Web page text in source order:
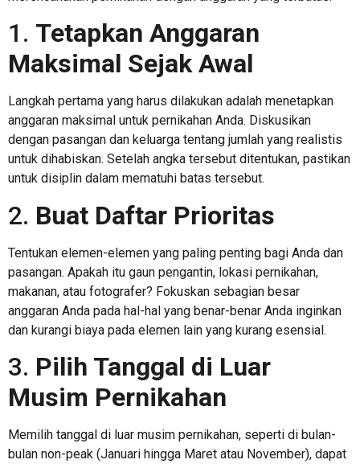
1. Tetapkan Anggaran
Maksimal Sejak Awal
Langkah pertama yang harus dilakukan adalah menetapkan
anggaran maksimal untuk pernikahan Anda. Diskusikan
dengan pasangan dan keluarga tentang jumlah yang realistis
untuk dihabiskan. Setelah angka tersebut ditentukan, pastikan
untuk disiplin dalam mematuhi batas tersebut.
2. Buat Daftar Prioritas
Tentukan elemen-elemen yang paling penting bagi Anda dan
pasangan. Apakah itu gaun pengantin, lokasi pernikahan,
makanan, atau fotografer? Fokuskan sebagian besar
anggaran Anda pada hal-hal yang benar-benar Anda inginkan
dan kurangi biaya pada elemen lain yang kurang esensial.
3. Pilih Tanggal di Luar
Musim Pernikahan
Memilih tanggal di luar musim pernikahan, seperti di bulan-
bulan non-peak (Januari hingga Maret atau November), dapat